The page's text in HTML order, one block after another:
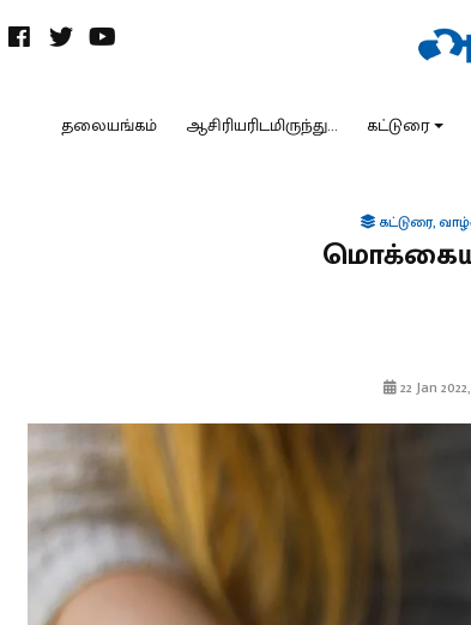
தலையங்கம் ஆசிரியரிடமிருந்து... கட்டுரை
கட்டுரை,
22 Jan